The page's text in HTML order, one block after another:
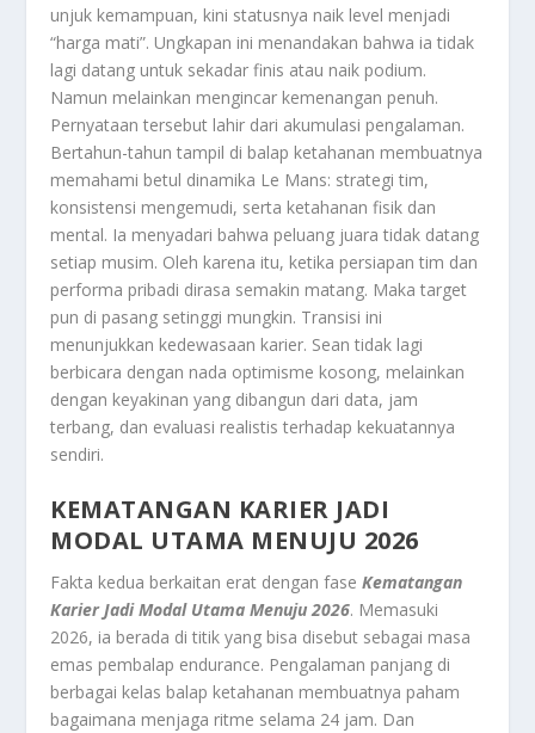
unjuk kemampuan, kini statusnya naik level menjadi
“harga mati”. Ungkapan ini menandakan bahwa ia tidak
lagi datang untuk sekadar finis atau naik podium.
Namun melainkan mengincar kemenangan penuh.
Pernyataan tersebut lahir dari akumulasi pengalaman.
Bertahun-tahun tampil di balap ketahanan membuatnya
memahami betul dinamika Le Mans: strategi tim,
konsistensi mengemudi, serta ketahanan fisik dan
mental. Ia menyadari bahwa peluang juara tidak datang
setiap musim. Oleh karena itu, ketika persiapan tim dan
performa pribadi dirasa semakin matang. Maka target
pun di pasang setinggi mungkin. Transisi ini
menunjukkan kedewasaan karier. Sean tidak lagi
berbicara dengan nada optimisme kosong, melainkan
dengan keyakinan yang dibangun dari data, jam
terbang, dan evaluasi realistis terhadap kekuatannya
sendiri.
KEMATANGAN KARIER JADI
MODAL UTAMA MENUJU 2026
Fakta kedua berkaitan erat dengan faseKematangan
Karier Jadi Modal Utama Menuju 2026. Memasuki
2026, ia berada di titik yang bisa disebut sebagai masa
emas pembalap endurance. Pengalaman panjang di
berbagai kelas balap ketahanan membuatnya paham
bagaimana menjaga ritme selama 24 jam. Dan